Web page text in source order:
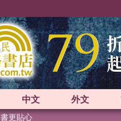
中文 外文
更貼心